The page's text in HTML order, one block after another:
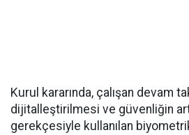
Kurul kararında, çalışan devam
dijitalleştirilmesi ve güvenliğin
gerekçesiyle kullanılan